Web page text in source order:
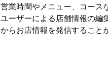
営業時間やメニュー、コース
ユーザーによる店舗情報の編
からお店情報を発信すること